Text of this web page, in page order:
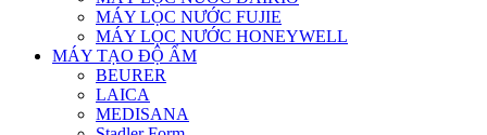
MÁY LỌC NƯỚC FUJIE
MÁY LỌC NƯỚC HONEYWELL
MÁY TẠO ĐỘ ẨM
BEURER
LAICA
MEDISANA